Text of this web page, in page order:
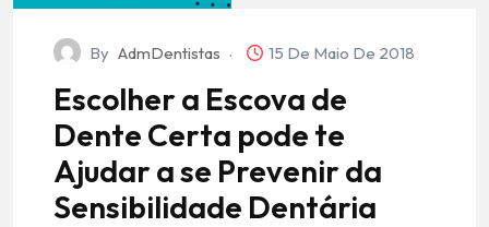
By AdmDentistas 15 De Maio De 2018
Escolher a Escova de
Dente Certa pode te
Ajudar a se Prevenir da
Sensibilidade Dentária